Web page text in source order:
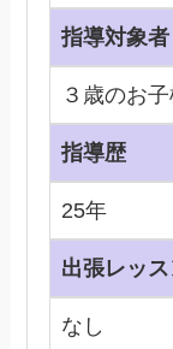
指導対象者
３歳のお
指導歴
25年
出張レッ
なし